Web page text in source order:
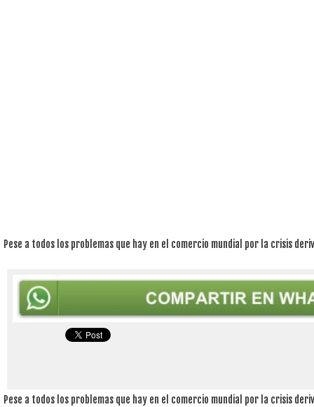
Pese a todos los problemas que hay en el comercio mundial por la crisis
Pese a todos los problemas que hay en el comercio mundial por la crisis